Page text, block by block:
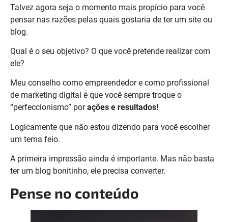
Talvez agora seja o momento mais propício para você
pensar nas razões pelas quais gostaria de ter um site ou
blog.
Qual é o seu objetivo? O que você pretende realizar com
ele?
Meu conselho como empreendedor e como profissional
de marketing digital é que você sempre troque o
“perfeccionismo” porações e resultados!
Logicamente que não estou dizendo para você escolher
um tema feio.
A primeira impressão ainda é importante. Mas não basta
ter um blog bonitinho, ele precisa converter.
Pense no conteúdo